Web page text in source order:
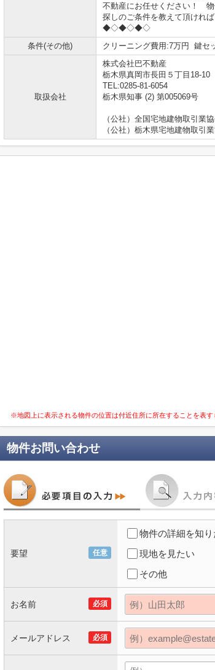
不動産にお任せください！
探しのご条件を教えて頂けれ
◆◇◆◇◆◇
条件(その他)
クリーニング費用:7万円 鍵セ
取扱会社
株式会社巴不動産
栃木県真岡市長田５丁目18-10
TEL:0285-81-6054
栃木県知事 (2) 第005069号
（公社）全国宅地建物取引業
（公社）栃木県宅地建物取引
※地図上に表示される物件の位置は付近住所に所在することを表
物件お問い合わせ
任意
要望
物件の詳細を知り
現地を見たい
その他
必須
お名前
必須
メールアドレス